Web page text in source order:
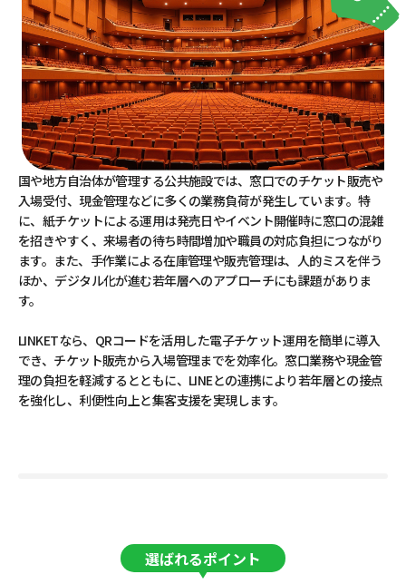
国や地方自治体が管理する公共施設では、窓口でのチケット販売や
入場受付、現金管理などに多くの業務負荷が発生しています。特
に、紙チケットによる運用は発売日やイベント開催時に窓口の混雑
を招きやすく、来場者の待ち時間増加や職員の対応負担につながり
ます。また、手作業による在庫管理や販売管理は、人的ミスを伴う
ほか、デジタル化が進む若年層へのアプローチにも課題がありま
す。
LINKETなら、QRコードを活用した電子チケット運用を簡単に導入
でき、チケット販売から入場管理までを効率化。窓口業務や現金管
理の負担を軽減するとともに、LINEとの連携により若年層との接点
を強化し、利便性向上と集客支援を実現します。
選ばれるポイント